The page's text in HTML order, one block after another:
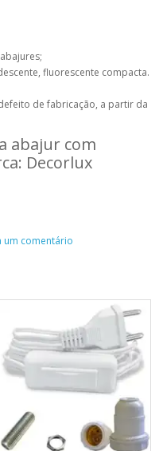
fluorescente compacta.
de fabricação, a partir da
abajur com
Decorlux
um comentário